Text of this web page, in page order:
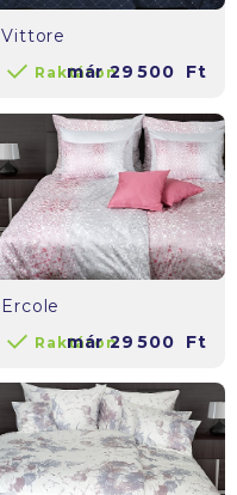
Vittore
Raktáron
már29 500 Ft
Ercole
Raktáron
már29 500 Ft